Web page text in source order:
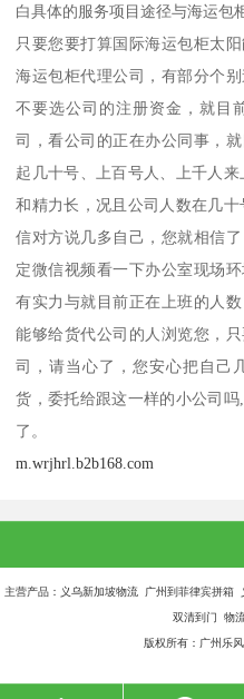
白具体的服务项目途径与海运包
只要您要打算国际海运包柜太
海运包柜代理公司，有部分个
不要选公司的注册资金，就目
司，看公司的正在办公同事，
起几十号、上百号人、上千人
和精力长，况且公司人数在几
信对方说几多自己，您就相信
定微信视频看一下办公室现场
有实力与就目前正在上班的人
能够给货代公司的人浏览您，
司，请当心了，您安心把自己
货，委托给跟这一样的小公司
了。
m.wrjhrl.b2b168.com
主营产品：义乌新加坡物流 广州到菲律宾拼
双清到门 物
版权所有：广州乐